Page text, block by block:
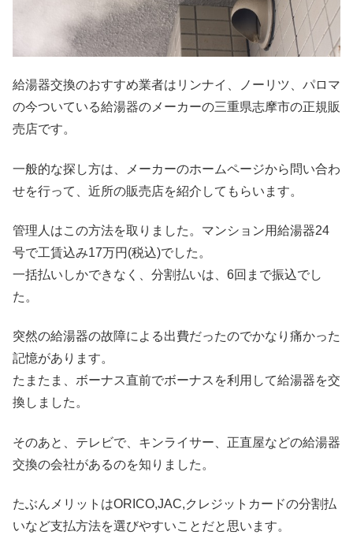
給湯器交換のおすすめ業者はリンナイ、ノーリツ、パロマ
の今ついている給湯器のメーカーの三重県志摩市の正規販
売店です。
一般的な探し方は、メーカーのホームページから問い合わ
せを行って、近所の販売店を紹介してもらいます。
管理人はこの方法を取りました。マンション用給湯器24
号で工賃込み17万円(税込)でした。
一括払いしかできなく、分割払いは、6回まで振込でし
た。
突然の給湯器の故障による出費だったのでかなり痛かった
記憶があります。
たまたま、ボーナス直前でボーナスを利用して給湯器を交
換しました。
そのあと、テレビで、キンライサー、正直屋などの給湯器
交換の会社があるのを知りました。
たぶんメリットはORICO,JAC,クレジットカードの分割払
いなど支払方法を選びやすいことだと思います。